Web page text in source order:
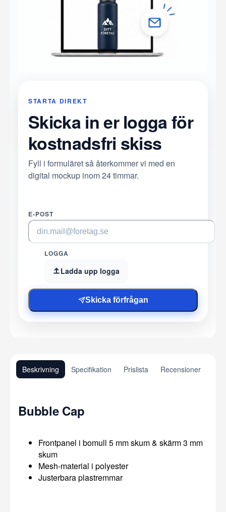
STARTA DIREKT
Skicka in er logga för
kostnadsfri skiss
Fyll i formuläret så återkommer vi med en
digital mockup inom 24 timmar.
E-POST
LOGGA
Ladda upp logga
Skicka förfrågan
Beskrivning Specifikation Prislista Recensioner
Bubble Cap
Frontpanel i bomull 5 mm skum & skärm 3 mm
skum
Mesh-material i polyester
Justerbara plastremmar